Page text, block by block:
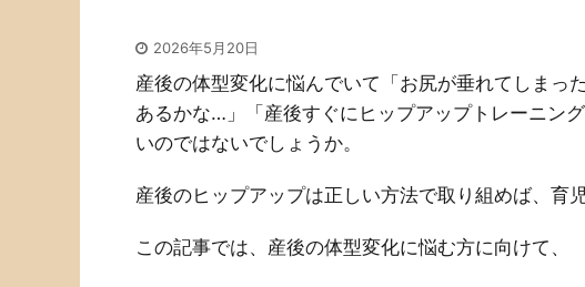
2026年5月20日
産後の体型変化に悩んでいて「お尻が垂れてしまっ
あるかな…」「産後すぐにヒップアップトレーニン
いのではないでしょうか。
産後のヒップアップは正しい方法で取り組めば、育
この記事では、産後の体型変化に悩む方に向けて、